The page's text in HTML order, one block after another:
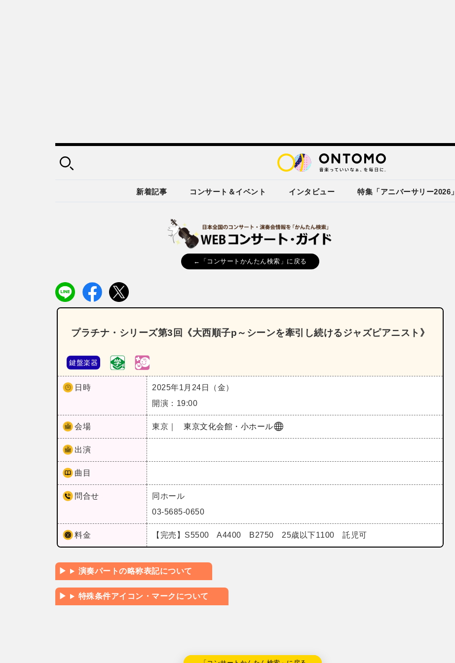
新着記事 コンサート＆イベント インタビュー 特集「アニバーサリー2026」
←「コンサートかんたん検索」に戻る
プラチナ・シリーズ第3回《大西順子p～シーンを牽引し続けるジャズピアニスト》
鍵盤楽器
日時
2025年1月24日（金）
開演：19:00
会場 東京｜ 東京文化会館・小ホール
出演
曲目
問合せ
同ホール
03-5685-0650
料金 【完売】S5500 A4400 B2750 25歳以下1100 託児可
演奏パートの略称表記について
特殊条件アイコン・マークについて